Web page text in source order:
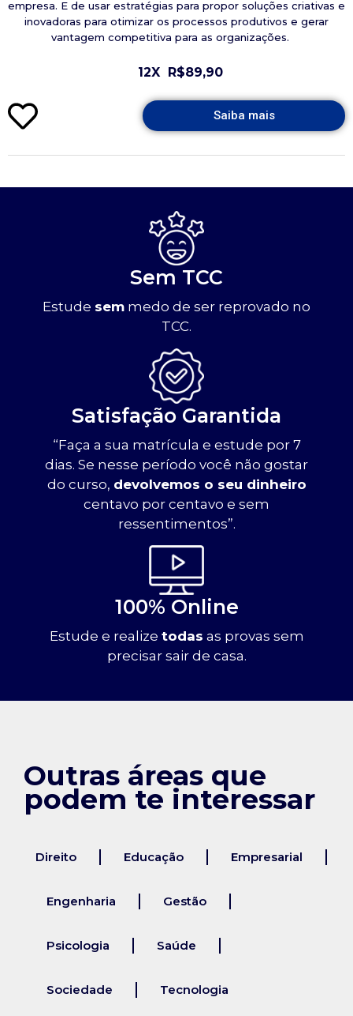
empresa. E de usar estratégias para propor soluções criativas e
inovadoras para otimizar os processos produtivos e gerar
vantagem competitiva para as organizações.
12X R$89,90
Saiba mais
Sem TCC
Estude sem medo de ser reprovado no
TCC.
Satisfação Garantida
“Faça a sua matrícula e estude por 7
dias. Se nesse período você não gostar
do curso, devolvemos o seu dinheiro
centavo por centavo e sem
ressentimentos”.
100% Online
Estude e realize todas as provas sem
precisar sair de casa.
Outras áreas que
podem te interessar
Direito Educação Empresarial
Engenharia Gestão
Psicologia Saúde
Sociedade Tecnologia